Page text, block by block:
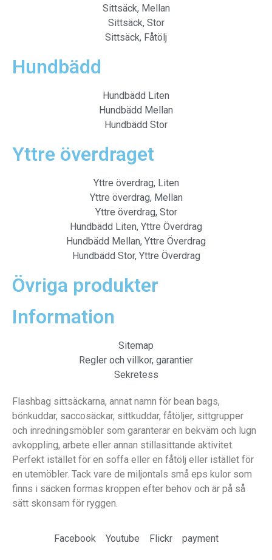
Sittsäck, Mellan
Sittsäck, Stor
Sittsäck, Fåtölj
Hundbädd
Hundbädd Liten
Hundbädd Mellan
Hundbädd Stor
Yttre överdraget
Yttre överdrag, Liten
Yttre överdrag, Mellan
Yttre överdrag, Stor
Hundbädd Liten, Yttre Överdrag
Hundbädd Mellan, Yttre Överdrag
Hundbädd Stor, Yttre Överdrag
Övriga produkter
Information
Sitemap
Regler och villkor, garantier
Sekretess
Flashbag sittsäckarna, annat namn för bean bags,
bönkuddar, saccosäckar, sittkuddar, fåtöljer, sittgrupper
och inredningsmöbler som garanterar en bekväm och lugn
avkoppling, arbete eller annan stillasittande aktivitet.
Perfekt istället för en soffa eller en fåtölj eller istället för
en utemöbler. Tack vare de miljontals små eps kulor som
finns i säcken formas kroppen efter behov och är på så
sätt skonsam för ryggen.
Facebook Youtube Flickr payment